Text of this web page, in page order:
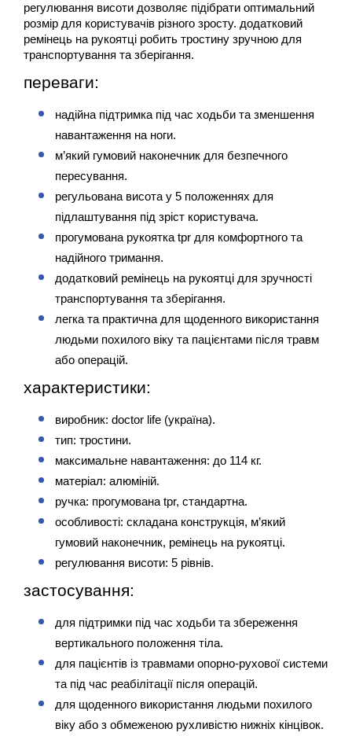
регулювання висоти дозволяє підібрати оптимальний
розмір для користувачів різного зросту. додатковий
ремінець на рукоятці робить тростину зручною для
транспортування та зберігання.
переваги:
надійна підтримка під час ходьби та зменшення
навантаження на ноги.
м’який гумовий наконечник для безпечного
пересування.
регульована висота у 5 положеннях для
підлаштування під зріст користувача.
прогумована рукоятка tpr для комфортного та
надійного тримання.
додатковий ремінець на рукоятці для зручності
транспортування та зберігання.
легка та практична для щоденного використання
людьми похилого віку та пацієнтами після травм
або операцій.
характеристики:
виробник: doctor life (україна).
тип: тростини.
максимальне навантаження: до 114 кг.
матеріал: алюміній.
ручка: прогумована tpr, стандартна.
особливості: складана конструкція, м’який
гумовий наконечник, ремінець на рукоятці.
регулювання висоти: 5 рівнів.
застосування:
для підтримки під час ходьби та збереження
вертикального положення тіла.
для пацієнтів із травмами опорно-рухової системи
та під час реабілітації після операцій.
для щоденного використання людьми похилого
віку або з обмеженою рухливістю нижніх кінцівок.